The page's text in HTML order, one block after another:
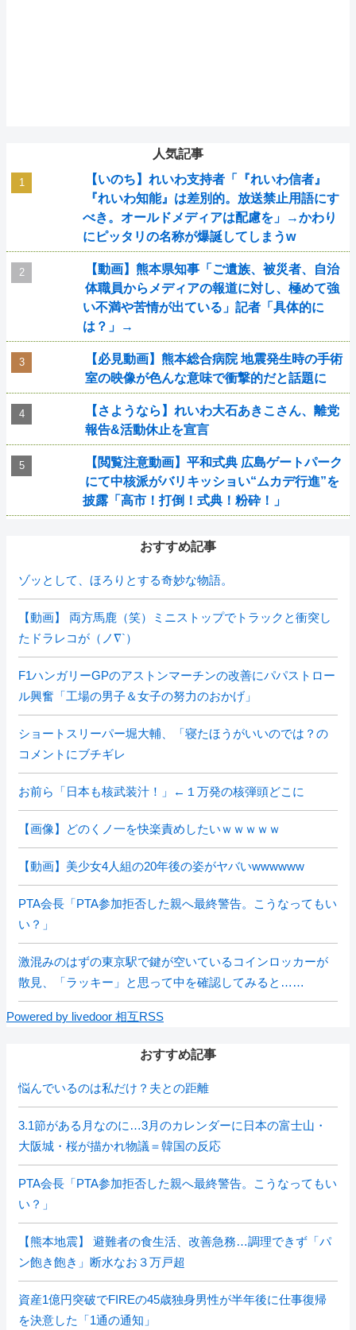
人気記事
【いのち】れいわ支持者「『れいわ信者』
『れいわ知能』は差別的。放送禁止用語にす
べき。オールドメディアは配慮を」→かわり
にピッタリの名称が爆誕してしまうw
【動画】熊本県知事「ご遺族、被災者、自治
体職員からメディアの報道に対し、極めて強
い不満や苦情が出ている」記者「具体的に
は？」→
【必見動画】熊本総合病院 地震発生時の手術
室の映像が色んな意味で衝撃的だと話題に
【さようなら】れいわ大石あきこさん、離党
報告&活動休止を宣言
【閲覧注意動画】平和式典 広島ゲートパーク
にて中核派がバリキッショい“ムカデ行進”を
披露「高市！打倒！式典！粉砕！」
おすすめ記事
ゾッとして、ほろりとする奇妙な物語。
【動画】 両方馬鹿（笑）ミニストップでトラックと衝突し
たドラレコが（ノ∇`）
F1ハンガリーGPのアストンマーチンの改善にパパストロー
ル興奮「工場の男子＆女子の努力のおかげ」
ショートスリーパー堀大輔、「寝たほうがいいのでは？の
コメントにブチギレ
お前ら「日本も核武装汁！」←１万発の核弾頭どこに
【画像】どのくノ一を快楽責めしたいｗｗｗｗｗ
【動画】美少女4人組の20年後の姿がヤバいwwwwww
PTA会長「PTA参加拒否した親へ最終警告。こうなってもい
い？」
激混みのはずの東京駅で鍵が空いているコインロッカーが
散見、「ラッキー」と思って中を確認してみると……
Powered by livedoor 相互RSS
おすすめ記事
悩んでいるのは私だけ？夫との距離
3.1節がある月なのに…3月のカレンダーに日本の富士山・
大阪城・桜が描かれ物議＝韓国の反応
PTA会長「PTA参加拒否した親へ最終警告。こうなってもい
い？」
【熊本地震】 避難者の食生活、改善急務…調理できず「パ
ン飽き飽き」断水なお３万戸超
資産1億円突破でFIREの45歳独身男性が半年後に仕事復帰
を決意した「1通の通知」